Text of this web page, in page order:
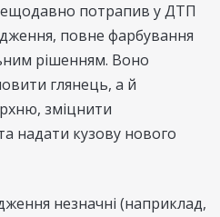
потрапив у ДТП
повне фарбування
рішенням. Воно
глянець, а й
зміцнити
надати кузову нового
незначні (наприклад,